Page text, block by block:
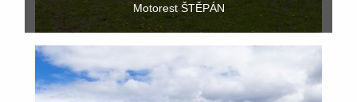
Motorest ŠTĚPÁN